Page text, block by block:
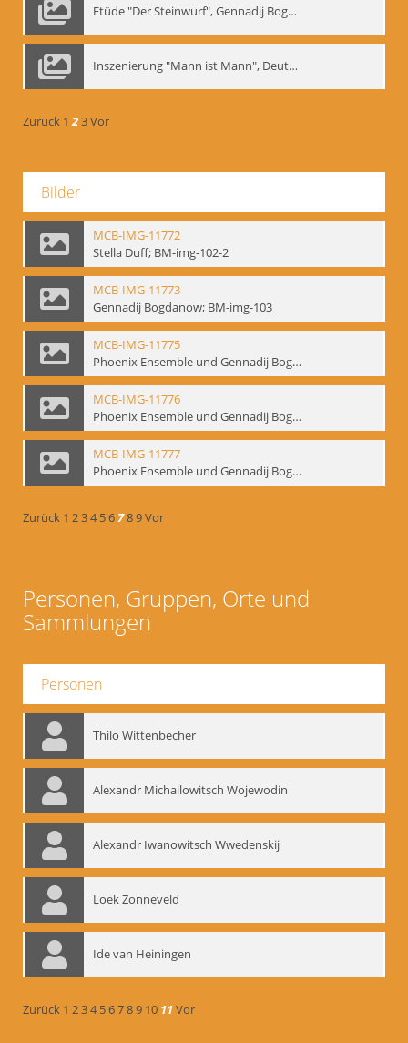
Etüde "Der Steinwurf", Gennadij Bogdanow
Inszenierung "Mann ist Mann", Deutsches Theater Berlin, 1997
Zurück 1 23Vor
Bilder
MCB-IMG-11772
Stella Duff; BM-img-102-2
MCB-IMG-11773
Gennadij Bogdanow; BM-img-103
MCB-IMG-11775
Phoenix Ensemble und Gennadij Bogdanow; BM-img-105-1
MCB-IMG-11776
Phoenix Ensemble und Gennadij Bogdanow; BM-img-105-2
MCB-IMG-11777
Phoenix Ensemble und Gennadij Bogdanow; BM-img-105-3
Zurück 1 234 56789Vor
Personen, Gruppen, Orte und
Sammlungen
Personen
Thilo Wittenbecher
Alexandr Michailowitsch Wojewodin
Alexandr Iwanowitsch Wwedenskij
Loek Zonneveld
Ide van Heiningen
Zurück 1 234 56789 10 11Vor